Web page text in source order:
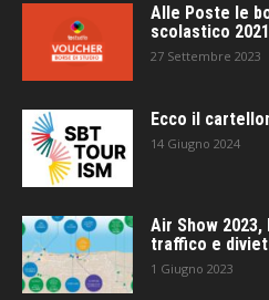
Alle Poste le
scolastico
27 Settembre 2023
Ecco il
14 Giugno 2024
Air Show
traffico e
1 Giugno 2023